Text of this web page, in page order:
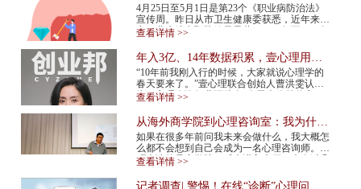
市职业人群心理咨询平台上线
4月25日至5月1日是第23个《职业病防治法》
宣传周。昨日从市卫生健康委获悉，近年来我
市职业病综合预防效果显著，2015年至2024年
2024年...
查看详情 >>
年入3亿、14年数据积累，壹心理用AI
打造心理服务行业“小怪兽”
“10年前我刚入行的时候，大家就说心理学的
春天要来了。”壹心理联合创始人曹洪雯认
为，心理咨询行业还处在“春天来临前的寒
标准...
查看详情 >>
从海外商学院到心理咨询室：我为什么
在34岁决定转行
如果在很多年前问我未来会做什么，我大概怎
么都不会想到自己会成为一名心理咨询师。我
硕士读的是商学院。后来进入大厂，也有过几
常、...
查看详情 >>
记者调查| 警惕！在线“诊断”心理问